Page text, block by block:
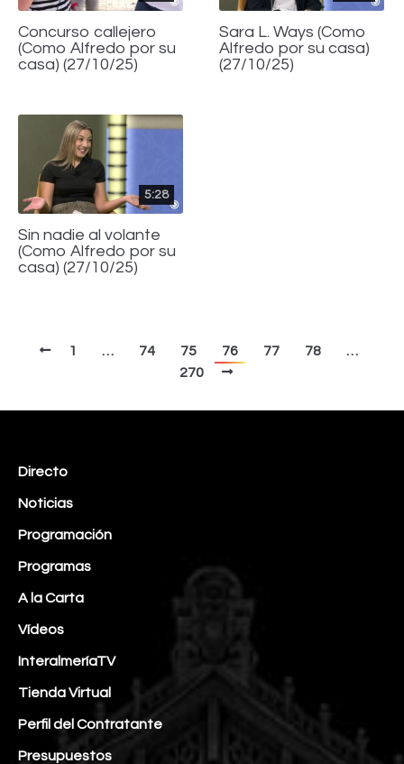
Concurso callejero
(Como Alfredo por su
casa) (27/10/25)
Sara L. Ways (Como
Alfredo por su casa)
(27/10/25)
5:28
Sin nadie al volante
(Como Alfredo por su
casa) (27/10/25)
1 … 74 75 76 77 78
…
270
Directo
Noticias
Programación
Programas
A la Carta
Vídeos
InteralmeríaTV
Tienda Virtual
Perfil del Contratante
Presupuestos